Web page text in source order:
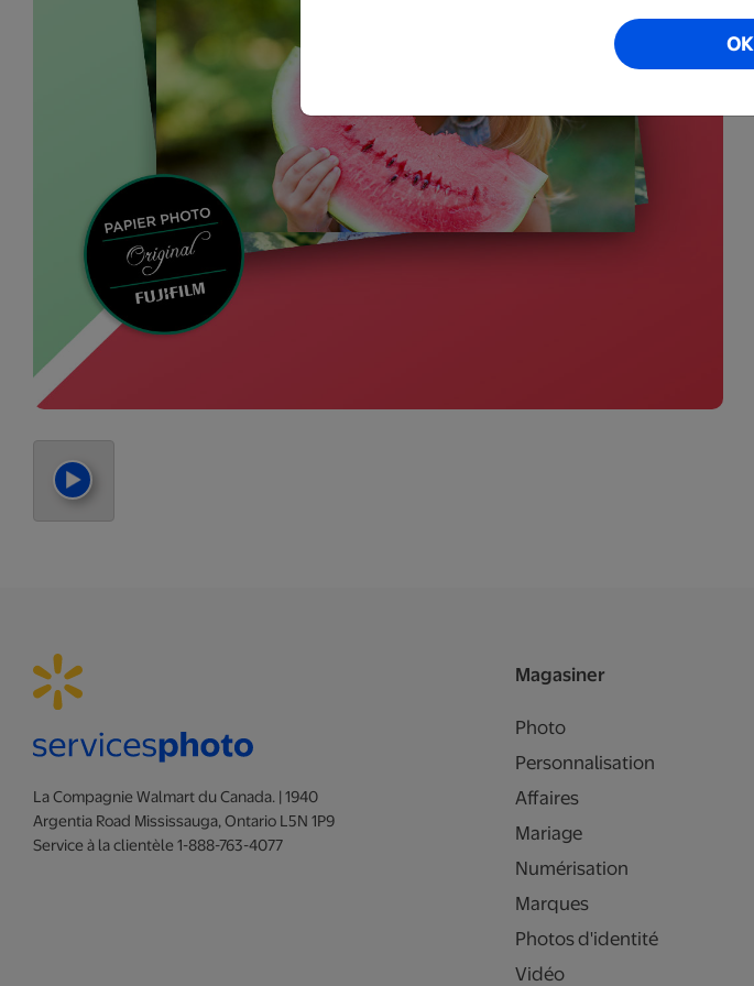
La Compagnie Walmart du Canada. | 1940
Argentia Road Mississauga, Ontario L5N 1P9
Service à la clientèle 1-888-763-4077
Magasiner
Photo
Personnalisation
Affaires
Mariage
Numérisation
Marques
Photos d'identité
Vidéo
OK